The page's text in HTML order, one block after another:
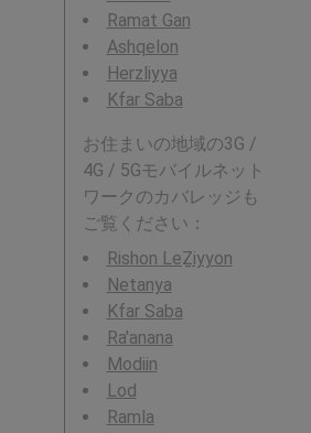
Ramat Gan
Ashqelon
Herzliyya
Kfar Saba
お住まいの地域の3G /
4G / 5Gモバイルネット
ワークのカバレッジも
ご覧ください：
Rishon LeẔiyyon
Netanya
Kfar Saba
Ra'anana
Modiin
Lod
Ramla